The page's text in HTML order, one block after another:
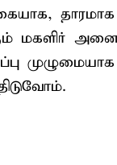
மகளிர்